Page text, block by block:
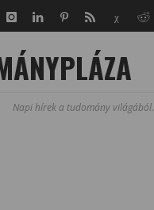
Napi hírek a tudomány világából.